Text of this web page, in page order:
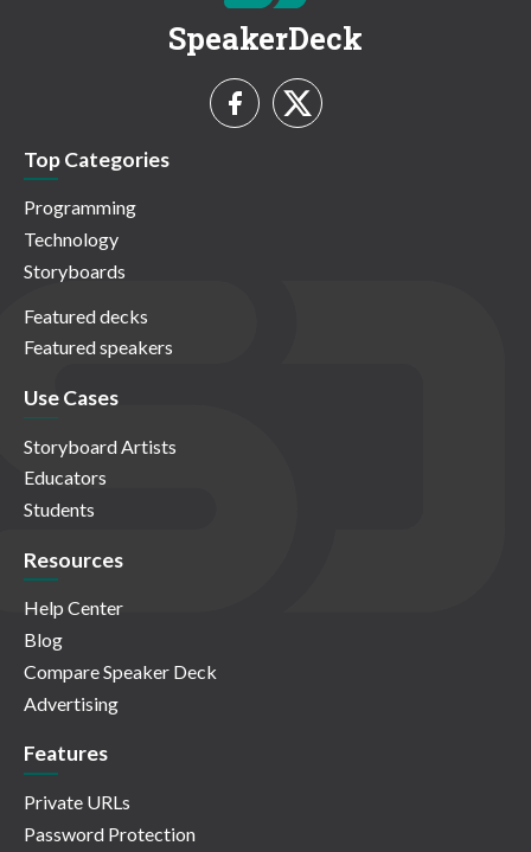
SpeakerDeck
Top Categories
Programming
Technology
Storyboards
Featured decks
Featured speakers
Use Cases
Storyboard Artists
Educators
Students
Resources
Help Center
Blog
Compare Speaker Deck
Advertising
Features
Private URLs
Password Protection